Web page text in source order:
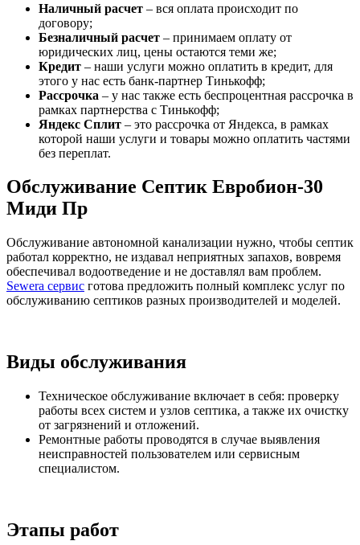
Наличный расчет – вся оплата происходит по
договору;
Безналичный расчет – принимаем оплату от
юридических лиц, цены остаются теми же;
Кредит – наши услуги можно оплатить в кредит, для
этого у нас есть банк-партнер Тинькофф;
Рассрочка – у нас также есть беспроцентная рассрочка в
рамках партнерства с Тинькофф;
Яндекс Сплит – это рассрочка от Яндекса, в рамках
которой наши услуги и товары можно оплатить частями
без переплат.
Обслуживание Септик Евробион-30
Миди Пр
Обслуживание автономной канализации нужно, чтобы септик
работал корректно, не издавал неприятных запахов, вовремя
обеспечивал водоотведение и не доставлял вам проблем.
Sewera сервис готова предложить полный комплекс услуг по
обслуживанию септиков разных производителей и моделей.
Виды обслуживания
Техническое обслуживание включает в себя: проверку
работы всех систем и узлов септика, а также их очистку
от загрязнений и отложений.
Ремонтные работы проводятся в случае выявления
неисправностей пользователем или сервисным
специалистом.
Этапы работ